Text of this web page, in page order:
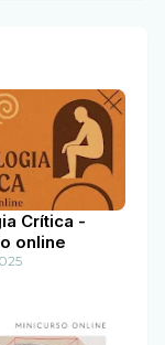
Crítica -
online